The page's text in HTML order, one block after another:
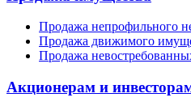
Продажа непрофильного
Продажа движимого
Продажа
Акционерам и